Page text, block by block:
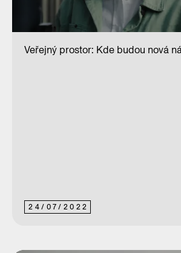
24/ 07/ 2022
Veřejný prostor: Kde budou nová